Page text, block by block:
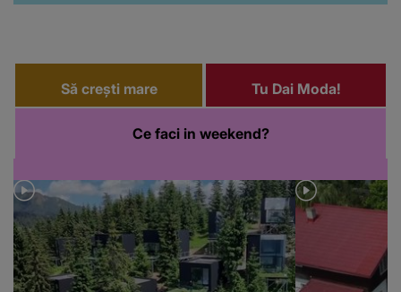
Să crești mare Tu Dai Moda!
Ce faci in weekend?